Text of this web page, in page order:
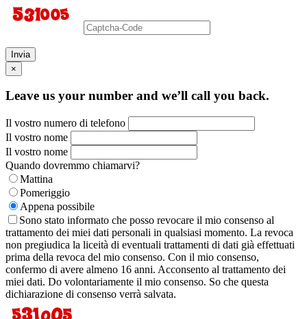
Invia
×
Leave us your number and we’ll call you back.
Il vostro numero di telefono
Il vostro nome
Il vostro nome
Quando dovremmo chiamarvi?
Mattina
Pomeriggio
Appena possibile
Sono stato informato che posso revocare il mio consenso al
trattamento dei miei dati personali in qualsiasi momento. La revoca
non pregiudica la liceità di eventuali trattamenti di dati già effettuati
prima della revoca del mio consenso. Con il mio consenso,
confermo di avere almeno 16 anni. Acconsento al trattamento dei
miei dati. Do volontariamente il mio consenso. So che questa
dichiarazione di consenso verrà salvata.